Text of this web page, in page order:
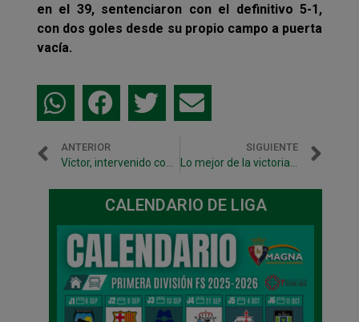
en el 39, sentenciaron con el definitivo 5-1,
con dos goles desde su propio campo a puerta
vacía.
ANTERIOR SIGUIENTE
CALENDARIO DE LIGA